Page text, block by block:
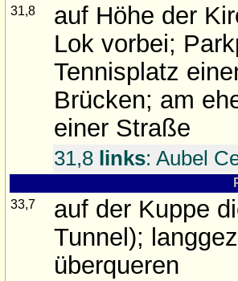
31,8
auf Höhe der
Lok vorbei;
Tennisplatz
Brücken; am
einer Straße
31,8 links: Aubel
33,7
auf der Kuppe
Tunnel);
überqueren